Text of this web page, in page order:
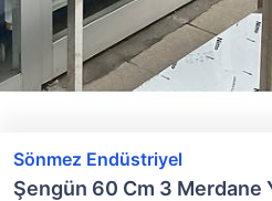
Sönmez Endüstriyel
Şengün 60 Cm 3 Merdane